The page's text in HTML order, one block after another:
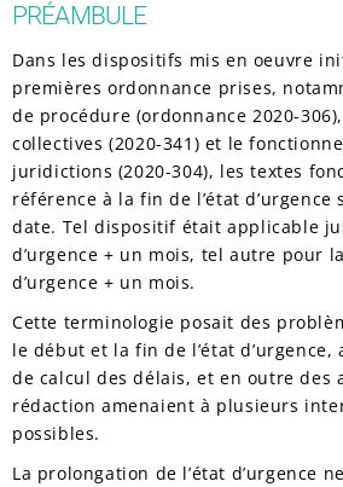
PRÉAMBULE
Dans les dispositifs mis en oeuvre
premières ordonnance prises,
de procédure (ordonnance 2020-
collectives (2020-341) et le
juridictions (2020-304), les textes
référence à la fin de l’état d’urgence
date. Tel dispositif était applicable
d’urgence + un mois, tel autre pour
d’urgence + un mois.
Cette terminologie posait des
le début et la fin de l’état d’urgence,
de calcul des délais, et en outre des
rédaction amenaient à plusieurs
possibles.
La prolongation de l’état d’urgence